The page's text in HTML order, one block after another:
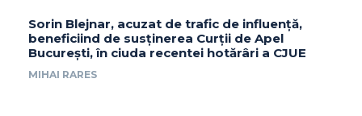
Sorin Blejnar, acuzat de trafic de influență,
beneficiind de susținerea Curții de Apel
București, în ciuda recentei hotărâri a CJUE
MIHAI RARES